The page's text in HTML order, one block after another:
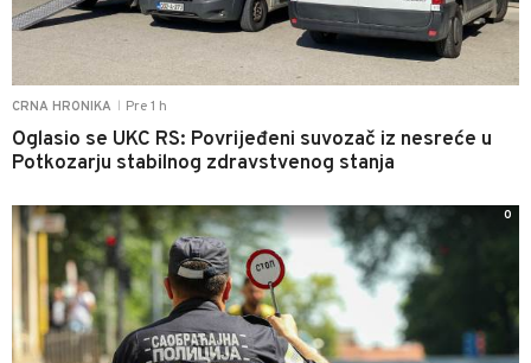
CRNA HRONIKA Pre 1 h
Oglasio se UKC RS: Povrijeđeni suvozač iz nesreće u
Potkozarju stabilnog zdravstvenog stanja
0